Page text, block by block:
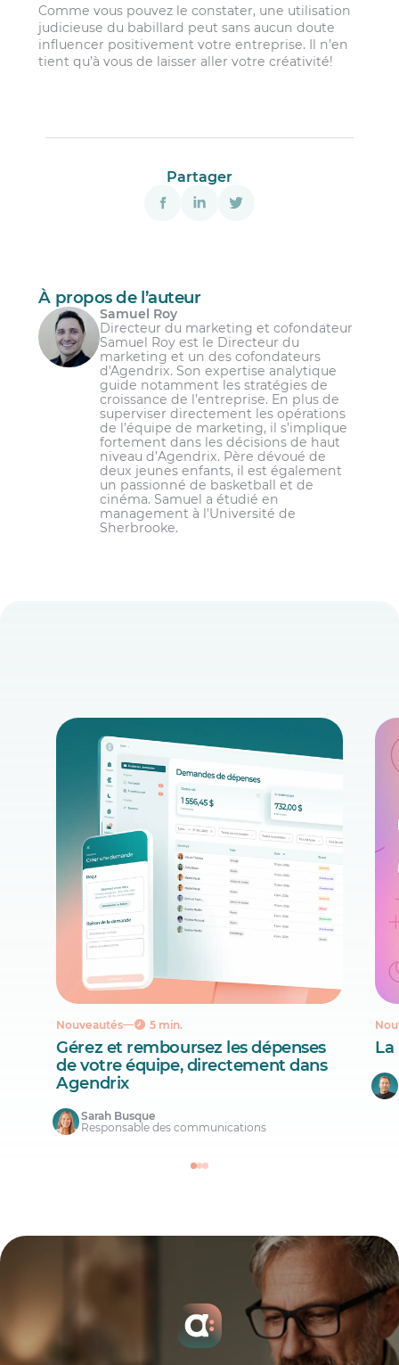
Comme vous pouvez le constater, une utilisation
judicieuse du babillard peut sans aucun doute
influencer positivement votre entreprise. Il n’en
tient qu’à vous de laisser aller votre créativité!
Partager
À propos de l’auteur
Samuel Roy
Directeur du marketing et cofondateur
Samuel Roy est le Directeur du
marketing et un des cofondateurs
d'Agendrix. Son expertise analytique
guide notamment les stratégies de
croissance de l’entreprise. En plus de
superviser directement les opérations
de l’équipe de marketing, il s’implique
fortement dans les décisions de haut
niveau d’Agendrix. Père dévoué de
deux jeunes enfants, il est également
un passionné de basketball et de
cinéma. Samuel a étudié en
management à l'Université de
Sherbrooke.
Nouveautés 5 min.
Gérez et remboursez les dépenses
de votre équipe, directement dans
Agendrix
Sarah Busque
Responsable des communications
La